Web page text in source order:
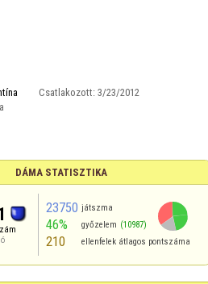
Csatlakozott: 3/23/2012
DÁMA STATISZTIKA
23750 játszma
46% győzelem (10987)
210 ellenfelek átlagos pontszáma